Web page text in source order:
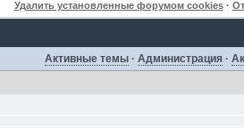
Удалить установленные форумом cookies·
Активные темы ·Администрация ·